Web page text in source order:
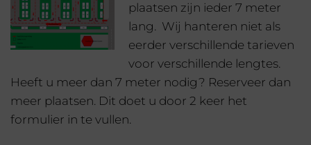
plaatsen zijn ieder 7 meter
lang. Wij hanteren niet als
eerder verschillende tarieven
voor verschillende lengtes.
Heeft u meer dan 7 meter nodig? Reserveer dan
meer plaatsen. Dit doet u door 2 keer het
formulier in te vullen.